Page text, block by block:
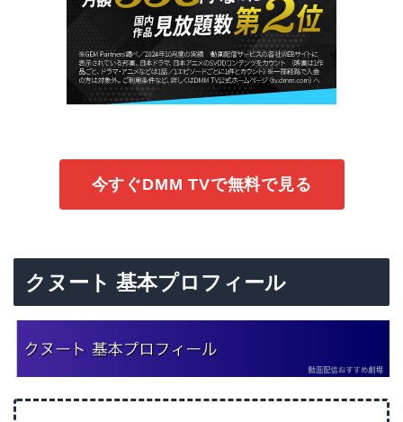
今すぐDMM TVで無料で見る
クヌート 基本プロフィール